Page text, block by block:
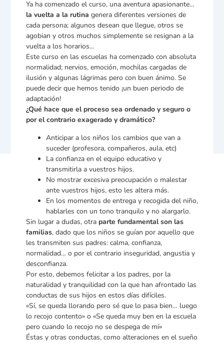
Ya ha comenzado el curso, una aventura apasionante…
la vuelta a la rutina genera diferentes versiones de
cada persona; algunos desean que llegue, otros se
agobian y otros muchos simplemente se resignan a la
vuelta a los horarios…
Este curso en las escuelas ha comenzado con absoluta
normalidad; nervios, emoción, mochilas cargadas de
ilusión y algunas lágrimas pero con buen ánimo. Se
puede decir que hemos tenido ¡un buen periodo de
adaptación!
¿Qué hace que el proceso sea ordenado y seguro o
por el contrario exagerado y dramático?
Anticipar a los niños los cambios que van a
suceder (profesora, compañeros, aula, etc)
La confianza en el equipo educativo y
transmitirla a vuestros hijos.
No mostrar excesiva preocupación o malestar
ante vuestros hijos, esto les altera más.
En los momentos de entrega y recogida del niño,
hablarles con un tono tranquilo y no alargarlo.
Sin lugar a dudas, otraparte fundamental son las
familias, dado que los niños se guían por aquello que
les transmiten sus padres: calma, confianza,
normalidad… o por el contrario inseguridad, angustia y
desconfianza.
Por esto, debemos felicitar a los padres, por la
naturalidad y tranquilidad con la que han afrontado las
conductas de sus hijos en estos días difíciles.
«Sí, se queda llorando pero sé que lo pasa bien… luego
lo recojo contento» o «Se queda muy ben en la escuela
pero cuando lo recojo no se despega de mí»
Éstas y otras conductas, como alteraciones en el sueño